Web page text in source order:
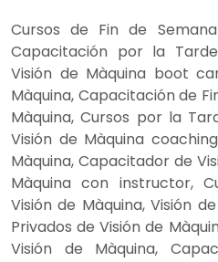
Cursos de Fin de
Capacitación por la
Visión de Màquina boot
Màquina, Capacitación de
Màquina, Cursos por la
Visión de Màquina
Màquina, Capacitador de
Màquina con instructor,
Visión de Màquina, Visión
Privados de Visión de
Visión de Màquina,